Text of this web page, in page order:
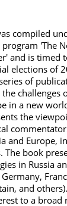
compiled
program 'The
and is timed
elections of
of
challenges
in a new
the
and Europe,
The book
in Russia
and others).
to a broad